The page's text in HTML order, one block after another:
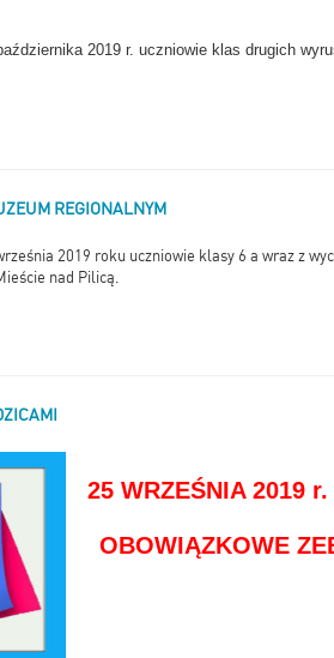
2019 r. uczniowie klas drugich
REGIONALNYM
2019 roku uczniowie klasy 6 a wraz z
nad Pilicą.
25 WRZEŚNIA 2019 r.
OBOWIĄZKOWE